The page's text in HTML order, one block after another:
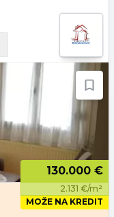
130.000 €
2.131 €/m²
MOŽE NA KREDIT